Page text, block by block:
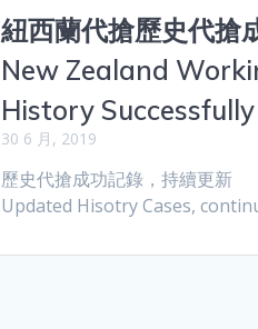
紐西蘭代搶歷史代搶
New Zealand
History Successfully
30 6 月, 2019
歷史代搶成功記錄，持續更新
Updated Hisotry Cases,